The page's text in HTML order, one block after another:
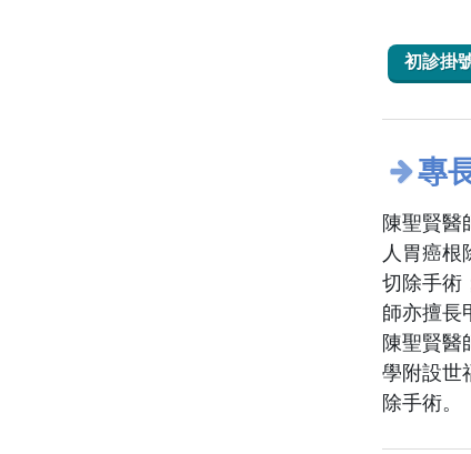
初診掛
專
陳聖賢醫
人胃癌根
切除手術
師亦擅長
陳聖賢醫
學附設世
除手術。